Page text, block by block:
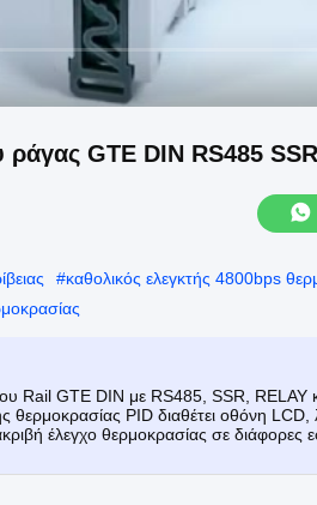
GTE DIN RS485
#καθολικός ελεγκτής 4800bps
Rail GTE DIN με RS485, SSR, RELAY
θερμοκρασίας PID διαθέτει οθόνη
έλεγχο θερμοκρασίας σε διάφορες